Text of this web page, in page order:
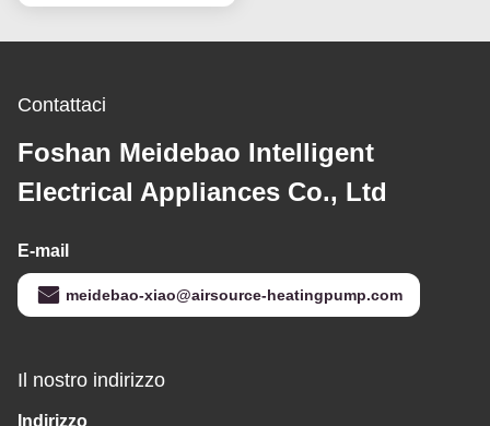
pesci
Contattaci
Foshan Meidebao Intelligent
Electrical Appliances Co., Ltd
E-mail
meidebao-xiao@airsource-heatingpump.com
Il nostro indirizzo
Indirizzo